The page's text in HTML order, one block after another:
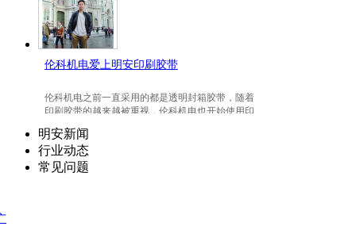
包装的牛皮纸胶带就是汤斯敦的选择。
伦科机电爱上明安印刷胶带
伦科机电之前一直采用的都是透明封箱胶带，随着
印刷胶带的越来越被重视，伦科机电也开始使用印
明安新闻
行业动态
常见问题